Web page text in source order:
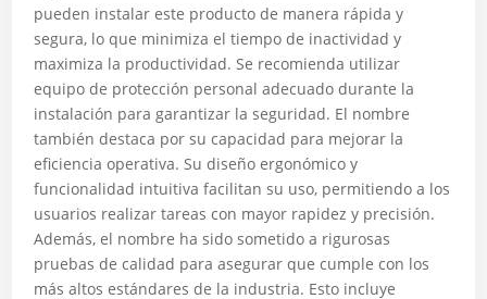
pueden instalar este producto de manera rápida y
segura, lo que minimiza el tiempo de inactividad y
maximiza la productividad. Se recomienda utilizar
equipo de protección personal adecuado durante la
instalación para garantizar la seguridad. El nombre
también destaca por su capacidad para mejorar la
eficiencia operativa. Su diseño ergonómico y
funcionalidad intuitiva facilitan su uso, permitiendo a los
usuarios realizar tareas con mayor rapidez y precisión.
Además, el nombre ha sido sometido a rigurosas
pruebas de calidad para asegurar que cumple con los
más altos estándares de la industria. Esto incluye